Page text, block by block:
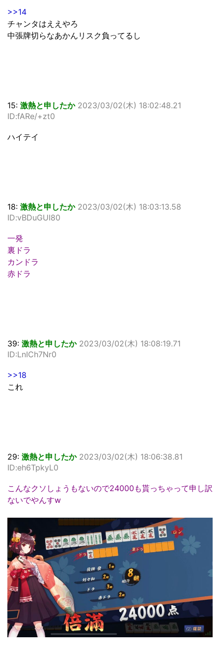
>>14
チャンタはええやろ
中張牌切らなあかんリスク負ってるし
15: 激熱と申したか 2023/03/02(木) 18:02:48.21
ID:fARe/+zt0
ハイテイ
18: 激熱と申したか 2023/03/02(木) 18:03:13.58
ID:vBDuGUI80
一発
裏ドラ
カンドラ
赤ドラ
39: 激熱と申したか 2023/03/02(木) 18:08:19.71
ID:LnICh7Nr0
>>18
これ
29: 激熱と申したか 2023/03/02(木) 18:06:38.81
ID:eh6TpkyL0
こんなクソしょうもないので24000も貰っちゃって申し訳
ないでやんすw